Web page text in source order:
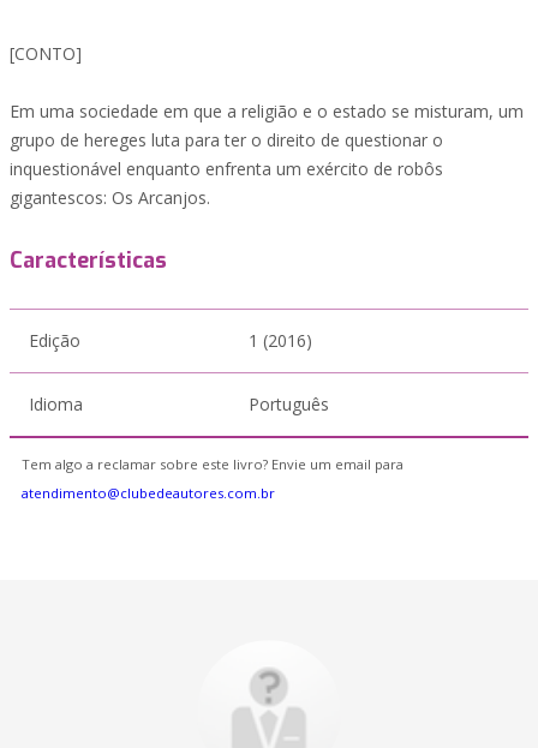
[CONTO]
Em uma sociedade em que a religião e o estado se misturam, um
grupo de hereges luta para ter o direito de questionar o
inquestionável enquanto enfrenta um exército de robôs
gigantescos: Os Arcanjos.
Características
Edição 1 (2016)
Idioma Português
Tem algo a reclamar sobre este livro? Envie um email para
atendimento@clubedeautores.com.br